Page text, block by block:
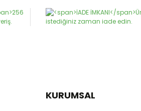
KURUMSAL